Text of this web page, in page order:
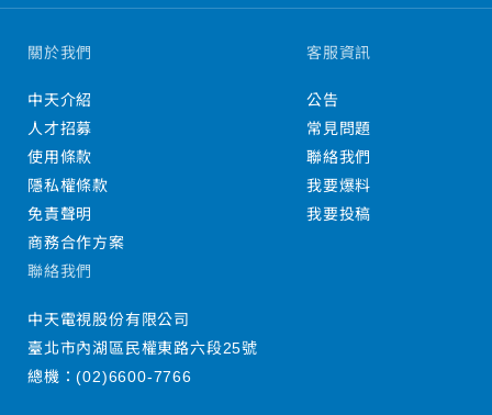
關於我們
中天介紹
人才招募
使用條款
隱私權條款
免責聲明
商務合作方案
客服資訊
公告
常見問題
聯絡我們
我要爆料
我要投稿
聯絡我們
中天電視股份有限公司
臺北市內湖區民權東路六段25號
總機：(02)6600-7766